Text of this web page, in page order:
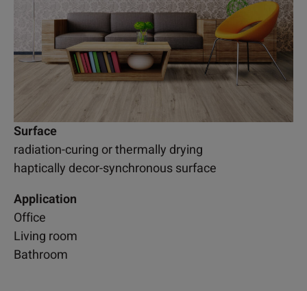
Surface
radiation-curing or thermally drying
haptically decor-synchronous surface
Application
Office
Living room
Bathroom